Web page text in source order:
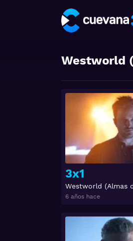
Westworld
3x1
Westworld (Almas
6 años hace